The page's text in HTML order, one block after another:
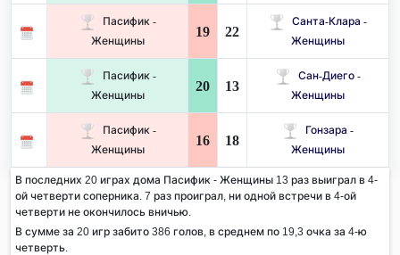
Пасифик -
Женщины
19 22
Санта-Клара -
Женщины
Пасифик -
Женщины
20 13
Сан-Диего -
Женщины
Пасифик -
Женщины
16 18
Гонзара -
Женщины
В последних 20 играх дома Пасифик - Женщины 13 раз выиграл в 4-
ой четверти соперника. 7 раз проиграл, ни одной встречи в 4-ой
четверти не окончилось вничью.
В сумме за 20 игр забито 386 голов, в среднем по 19,3 очка за 4-ю
четверть.